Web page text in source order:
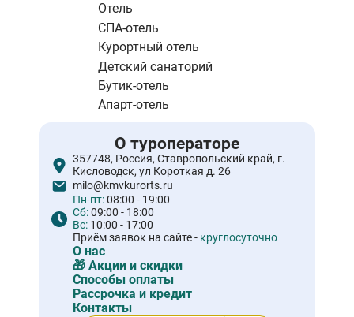
Отель
СПА-отель
Курортный отель
Детский санаторий
Бутик-отель
Апарт-отель
О туроператоре
357748, Россия, Ставропольский край, г.
Кисловодск, ул Короткая д. 26
milo@kmvkurorts.ru
Пн-пт:08:00 - 19:00
Сб:09:00 - 18:00
Вс: 10:00 - 17:00
Приём заявок на сайте - круглосуточно
О нас
🎁 Акции и скидки
Способы оплаты
Рассрочка и кредит
Контакты